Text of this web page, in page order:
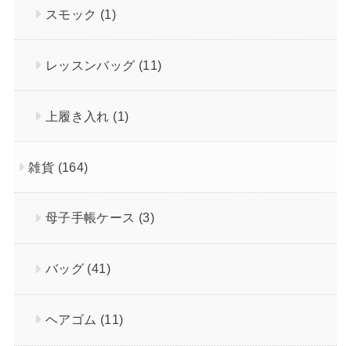
スモック (1)
レッスンバッグ (11)
上履き入れ (1)
雑貨 (164)
母子手帳ケース (3)
バッグ (41)
ヘアゴム (11)